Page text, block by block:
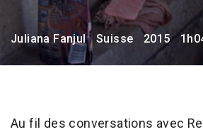
Juliana Fanjul Suisse 2015
Au fil des conversations avec